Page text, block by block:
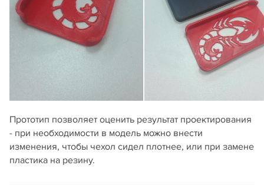
Прототип позволяет оценить результат проектирования
- при необходимости в модель можно внести
изменения, чтобы чехол сидел плотнее, или при замене
пластика на резину.